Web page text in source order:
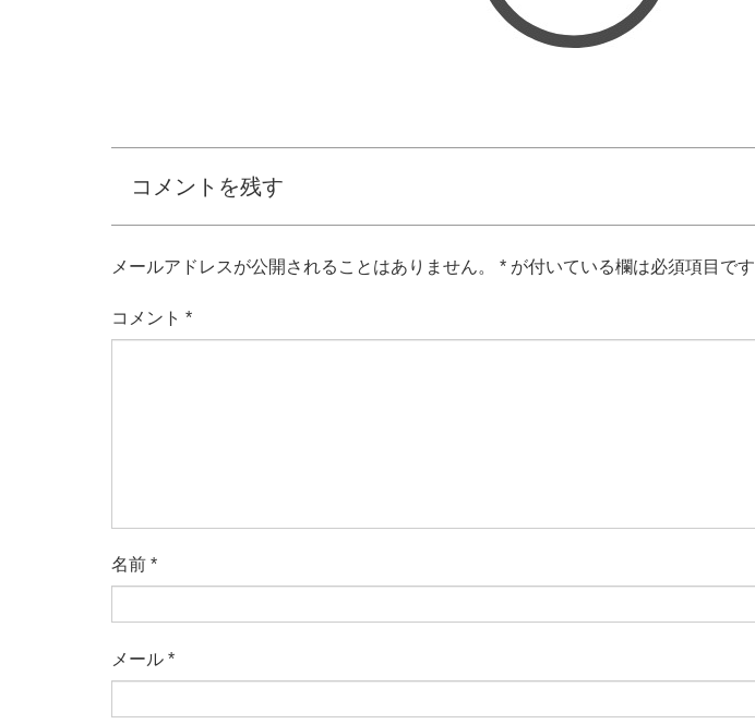
コメントを残す
メールアドレスが公開されることはありません。 * が付いている欄は必須項目です
コメント *
名前 *
メール *